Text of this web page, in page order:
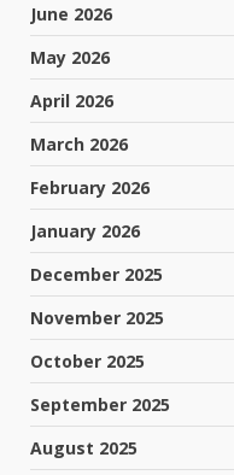
June 2026
May 2026
April 2026
March 2026
February 2026
January 2026
December 2025
November 2025
October 2025
September 2025
August 2025